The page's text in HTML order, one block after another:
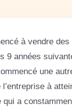
à vendre
9 années
une
à
qui a